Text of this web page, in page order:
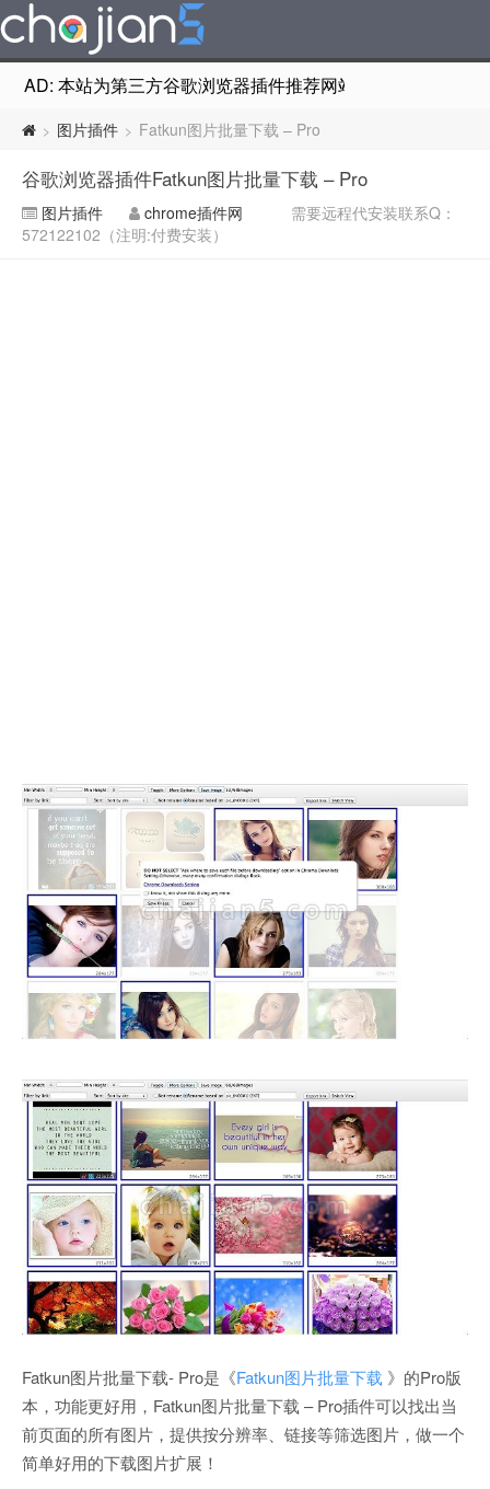
AD: 本站为第三方谷歌浏览器插件推荐网站，非Google
> 图片插件 > Fatkun图片批量下载 – Pro
谷歌浏览器插件Fatkun图片批量下载 – Pro
图片插件 chrome插件网
需要远程代安装联系Q：
572122102（注明:付费安装）
Fatkun图片批量下载- Pro是《Fatkun图片批量下载 》的Pro版
本，功能更好用，Fatkun图片批量下载 – Pro插件可以找出当
前页面的所有图片，提供按分辨率、链接等筛选图片，做一个
简单好用的下载图片扩展！